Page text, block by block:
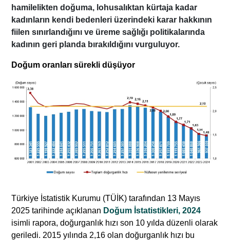
hamilelikten doğuma, lohusalıktan kürtaja kadar
kadınların kendi bedenleri üzerindeki karar hakkının
fiilen sınırlandığını ve üreme sağlığı politikalarında
kadının geri planda bırakıldığını vurguluyor.
Doğum oranları sürekli düşüyor
Türkiye İstatistik Kurumu (TÜİK) tarafından 13 Mayıs
2025 tarihinde açıklanan Doğum İstatistikleri, 2024
isimli rapora, doğurganlık hızı son 10 yılda düzenli olarak
geriledi. 2015 yılında 2,16 olan doğurganlık hızı bu